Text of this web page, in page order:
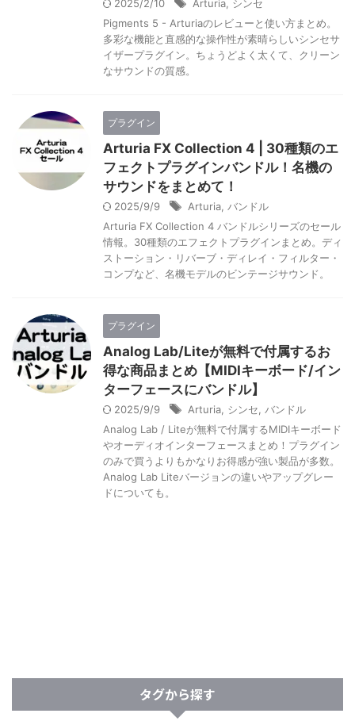
2025/2/10 Arturia シンセ
Pigments 5 - Arturiaのレビューと使い方まとめ。
多彩な機能と直感的な操作性が素晴らしいシンセサ
イザープラグイン。ちょうどよく太くて、クリーン
なサウンドの質感。
プラグイン
Arturia FX Collection 4 | 30種類のエ
フェクトプラグインバンドル！名機の
サウンドをまとめて！
2025/9/9 Arturia バンドル
Arturia FX Collection 4 バンドルシリーズのセール
情報。30種類のエフェクトプラグインまとめ。ディ
ストーション・リバーブ・ディレイ・フィルター・
コンプなど、名機モデルのビンテージサウンド。
プラグイン
Analog Lab/Liteが無料で付属するお
得な商品まとめ【MIDIキーボード/イン
ターフェースにバンドル】
2025/9/9 Arturia シンセ
バンドル
Analog Lab / Liteが無料で付属するMIDIキーボード
やオーディオインターフェースまとめ！プラグイン
のみで買うよりもかなりお得感が強い製品が多数。
Analog Lab Liteバージョンの違いやアップグレー
ドについても。
タグから探す